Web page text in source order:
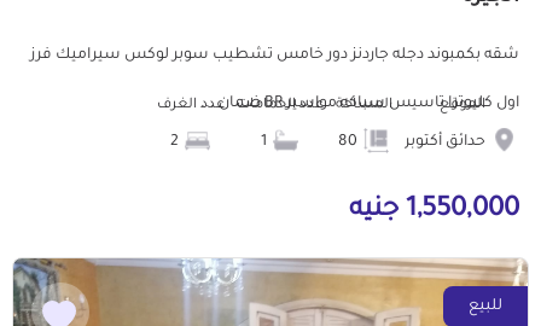
شقه بكمبوند دجله جاردنز دور خامس تشطيب سوبر لوكس سيراميك فرز
اول كليوترا تاسيس سباكه مواسير BR ضمان ...
الموقع
حدائق أكتوبر
المساحة عدد الحمامات عدد الغرف
1,550,000 جنيه
للبيع